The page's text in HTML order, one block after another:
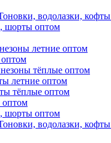
водолазки,
шорты оптом
летние оптом
тёплые оптом
летние оптом
тёплые оптом
оптом
шорты оптом
водолазки,